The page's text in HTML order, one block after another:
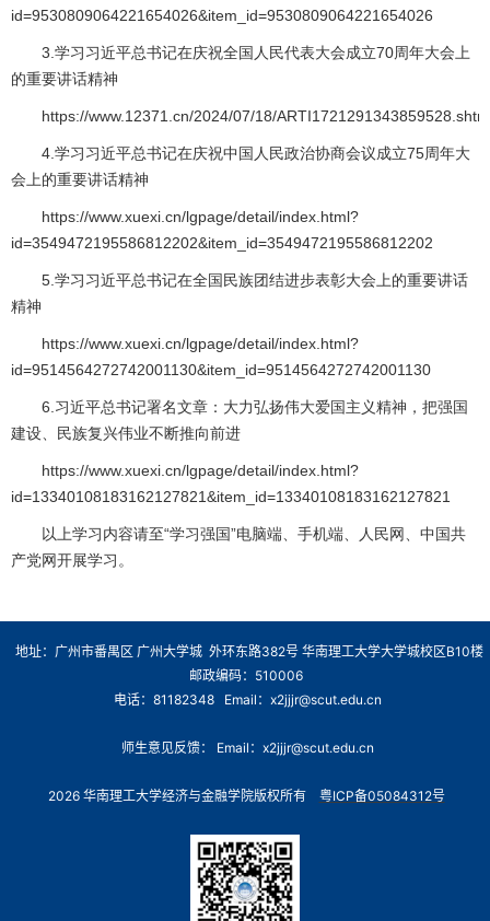
id=9530809064221654026&item_id=9530809064221654026
3.学习习近平总书记在庆祝全国人民代表大会成立70周年大会上
的重要讲话精神
https://www.12371.cn/2024/07/18/
4.学习习近平总书记在庆祝中国人民政治协商会议成立75周年大
会上的重要讲话精神
https://www.xuexi.cn/lgpage/detail/index.html?
id=3549472195586812202&item_id=3549472195586812202
5.学习习近平总书记在全国民族团结进步表彰大会上的重要讲话
精神
https://www.xuexi.cn/lgpage/detail/index.html?
id=9514564272742001130&item_id=9514564272742001130
6.习近平总书记署名文章：大力弘扬伟大爱国主义精神，把强国
建设、民族复兴伟业不断推向前进
https://www.xuexi.cn/lgpage/detail/index.html?
id=13340108183162127821&item_id=13340108183162127821
以上学习内容请至“学习强国”电脑端、手机端、人民网、中国共
产党网开展学习。
地址：广州市番禺区 广州大学城 外环东路382号 华南理工大学大学城校区B10楼
邮政编码：510006
电话：81182348 Email：x2jjjr@scut.edu.cn
师生意见反馈： Email：x2jjjr@scut.edu.cn
2026 华南理工大学经济与金融学院版权所有 粤ICP备05084312号